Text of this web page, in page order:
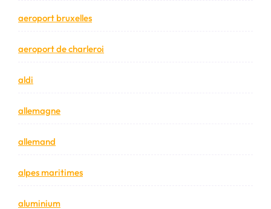
aeroport bruxelles
aeroport de charleroi
aldi
allemagne
allemand
alpes maritimes
aluminium